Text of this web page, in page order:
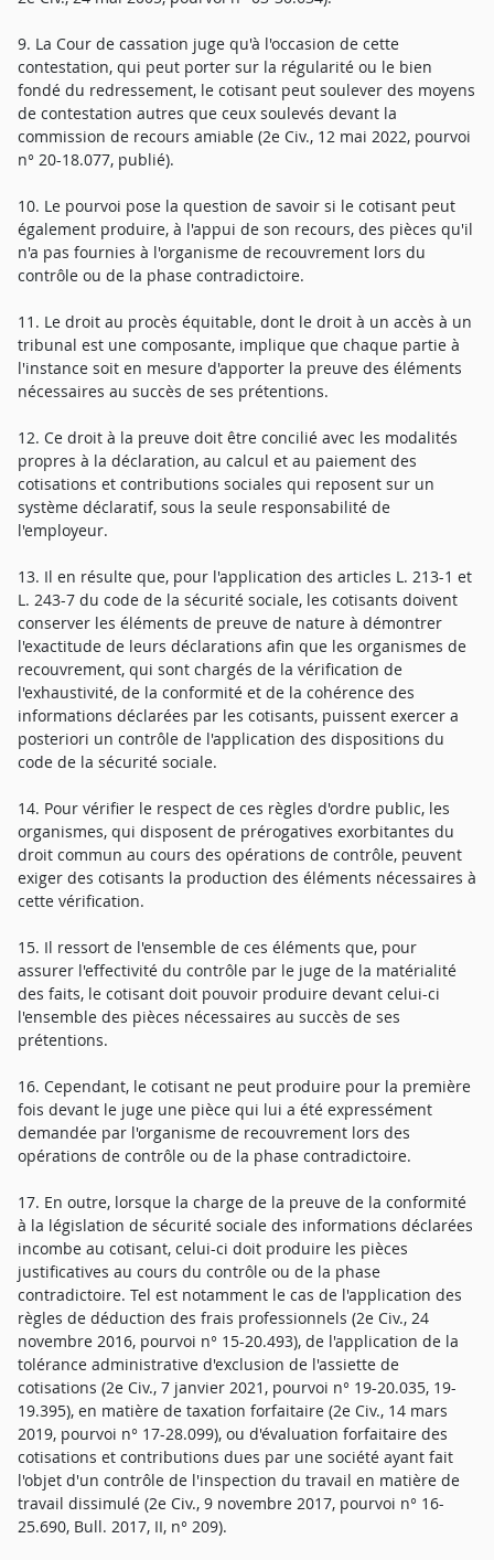
9. La Cour de cassation juge qu'à l'occasion de cette
contestation, qui peut porter sur la régularité ou le bien
fondé du redressement, le cotisant peut soulever des moyens
de contestation autres que ceux soulevés devant la
commission de recours amiable (2e Civ., 12 mai 2022, pourvoi
n° 20-18.077, publié).
10. Le pourvoi pose la question de savoir si le cotisant peut
également produire, à l'appui de son recours, des pièces qu'il
n'a pas fournies à l'organisme de recouvrement lors du
contrôle ou de la phase contradictoire.
11. Le droit au procès équitable, dont le droit à un accès à un
tribunal est une composante, implique que chaque partie à
l'instance soit en mesure d'apporter la preuve des éléments
nécessaires au succès de ses prétentions.
12. Ce droit à la preuve doit être concilié avec les modalités
propres à la déclaration, au calcul et au paiement des
cotisations et contributions sociales qui reposent sur un
système déclaratif, sous la seule responsabilité de
l'employeur.
13. Il en résulte que, pour l'application des articles L. 213-1 et
L. 243-7 du code de la sécurité sociale, les cotisants doivent
conserver les éléments de preuve de nature à démontrer
l'exactitude de leurs déclarations afin que les organismes de
recouvrement, qui sont chargés de la vérification de
l'exhaustivité, de la conformité et de la cohérence des
informations déclarées par les cotisants, puissent exercer a
posteriori un contrôle de l'application des dispositions du
code de la sécurité sociale.
14. Pour vérifier le respect de ces règles d'ordre public, les
organismes, qui disposent de prérogatives exorbitantes du
droit commun au cours des opérations de contrôle, peuvent
exiger des cotisants la production des éléments nécessaires à
cette vérification.
15. Il ressort de l'ensemble de ces éléments que, pour
assurer l'effectivité du contrôle par le juge de la matérialité
des faits, le cotisant doit pouvoir produire devant celui-ci
l'ensemble des pièces nécessaires au succès de ses
prétentions.
16. Cependant, le cotisant ne peut produire pour la première
fois devant le juge une pièce qui lui a été expressément
demandée par l'organisme de recouvrement lors des
opérations de contrôle ou de la phase contradictoire.
17. En outre, lorsque la charge de la preuve de la conformité
à la législation de sécurité sociale des informations déclarées
incombe au cotisant, celui-ci doit produire les pièces
justificatives au cours du contrôle ou de la phase
contradictoire. Tel est notamment le cas de l'application des
règles de déduction des frais professionnels (2e Civ., 24
novembre 2016, pourvoi n° 15-20.493), de l'application de la
tolérance administrative d'exclusion de l'assiette de
cotisations (2e Civ., 7 janvier 2021, pourvoi n° 19-20.035, 19-
19.395), en matière de taxation forfaitaire (2e Civ., 14 mars
2019, pourvoi n° 17-28.099), ou d'évaluation forfaitaire des
cotisations et contributions dues par une société ayant fait
l'objet d'un contrôle de l'inspection du travail en matière de
travail dissimulé (2e Civ., 9 novembre 2017, pourvoi n° 16-
25.690, Bull. 2017, II, n° 209).